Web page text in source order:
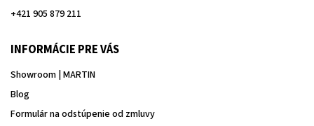
+421 905 879 211
INFORMÁCIE PRE VÁS
Showroom | MARTIN
Blog
Formulár na odstúpenie od zmluvy